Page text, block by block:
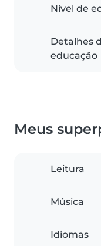
Nível de
Detalhes
educação
Meus
Leitura
Música
Idiomas